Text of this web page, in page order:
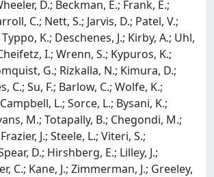
D.; Beckman, E.; Frank, E.;
C.; Nett, S.; Jarvis, D.; Patel, V.;
K.; Deschenes, J.; Kirby, A.; Uhl,
I.; Wrenn, S.; Kypuros, K.;
G.; Rizkalla, N.; Kimura, D.;
C.; Su, F.; Barlow, C.; Wolfe, K.;
L.; Sorce, L.; Bysani, K.;
M.; Totapally, B.; Chegondi, M.;
J.; Steele, L.; Viteri, S.;
D.; Hirshberg, E.; Lilley, J.;
C.; Kane, J.; Zimmerman, J.; Greeley,